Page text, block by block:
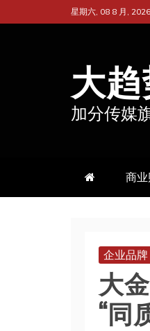
至
星期六, 08 8 月, 2026
大
加分传媒
商
企业品牌
大
“同